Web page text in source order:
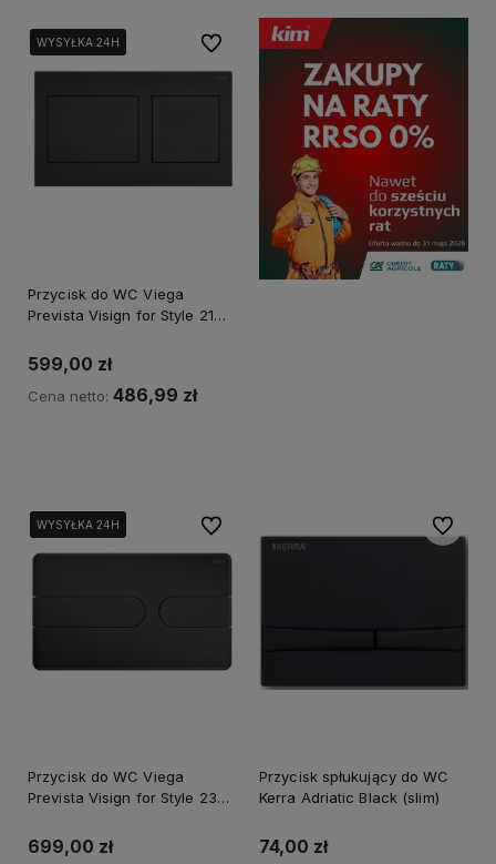
WYSYŁKA 24H
WYSYŁKA 24H
WYSYŁKA 24H
Przycisk do WC Viega
Prevista Visign for Style 21
599,00 zł
Cena netto: 486,99 zł
Do ulubionych
WYSYŁKA 24H
WYSYŁKA 24H
WYSYŁKA 24H
Przycisk do WC Viega
Prevista Visign for Style 23
699,00 zł
Do ulubionych
Przycisk spłukujący do WC
Kerra Adriatic Black (slim)
74,00 zł
Do